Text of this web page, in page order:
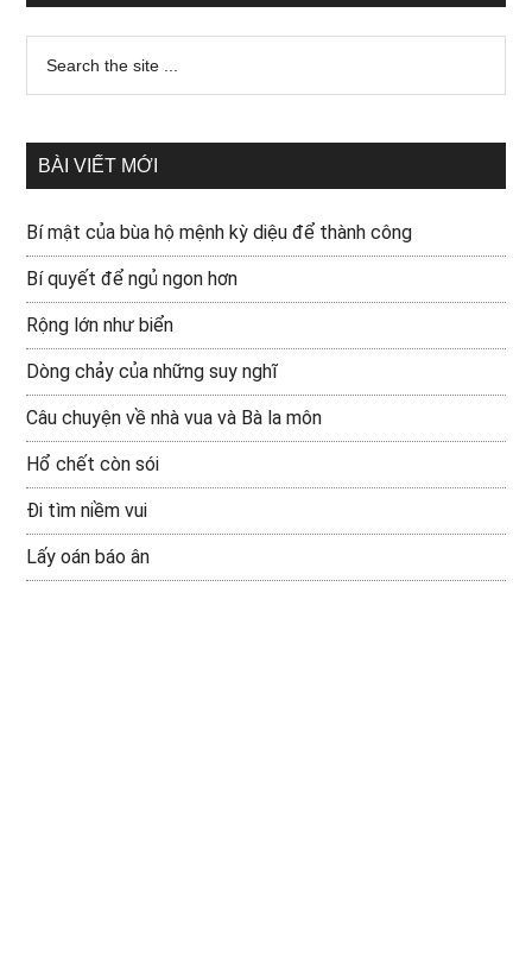
BÀI VIẾT MỚI
Bí mật của bùa hộ mệnh kỳ diệu để thành công
Bí quyết để ngủ ngon hơn
Rộng lớn như biển
Dòng chảy của những suy nghĩ
Câu chuyện về nhà vua và Bà la môn
Hổ chết còn sói
Đi tìm niềm vui
Lấy oán báo ân